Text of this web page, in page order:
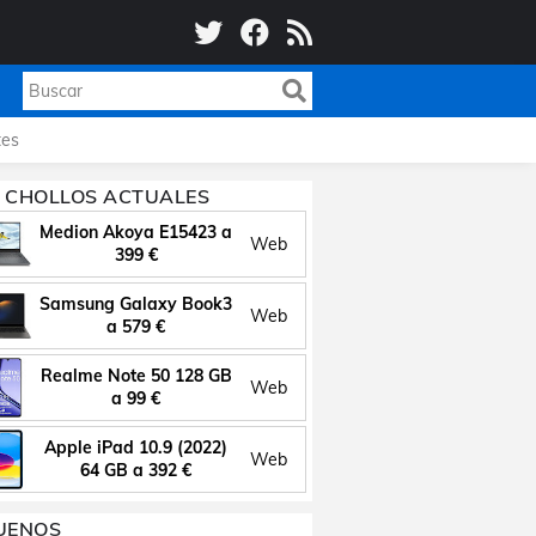
CHOLLOS ACTUALES
Medion Akoya E15423 a
399 €
Web
Samsung Galaxy Book3
a 579 €
Web
Realme Note 50 128 GB
a 99 €
Web
Apple iPad 10.9 (2022)
64 GB a 392 €
Web